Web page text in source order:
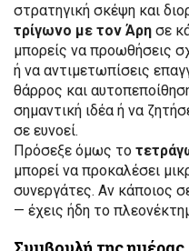
στρατηγική σκέψη και
τρίγωνο με τον Άρη σε
μπορείς να προωθήσεις
ή να αντιμετωπίσεις
θάρρος και
σημαντική ιδέα ή να
σε ευνοεί.
Πρόσεξε όμως το
μπορεί να προκαλέσει
συνεργάτες. Αν κάποιος
— έχεις ήδη το